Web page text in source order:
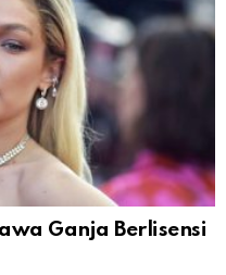
Ganja Berlisensi